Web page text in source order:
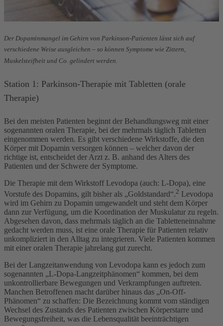
Der Dopaminmangel im Gehirn von Parkinson-Patienten lässt sich auf
verschiedene Weise ausgleichen – so können Symptome wie Zittern,
Muskelsteifheit und Co. gelindert werden.
Station 1: Parkinson-Therapie mit Tabletten (orale
Therapie)
Bei den meisten Patienten beginnt der Behandlungsweg mit einer
sogenannten oralen Therapie, bei der mehrmals täglich Tabletten
eingenommen werden. Es gibt verschiedene Wirkstoffe, die den
Körper mit Dopamin versorgen können – welcher davon der
richtige ist, entscheidet der Arzt z. B. anhand des Alters des
Patienten und der Schwere der Symptome.
Die Therapie mit dem Wirkstoff Levodopa (auch: L-Dopa), eine
Vorstufe des Dopamins, gilt bisher als „Goldstandard“.2 Levodopa
wird im Gehirn zu Dopamin umgewandelt und steht dem Körper
dann zur Verfügung, um die Koordination der Muskulatur zu regeln.
Abgesehen davon, dass mehrmals täglich an die Tabletteneinnahme
gedacht werden muss, ist eine orale Therapie für Patienten relativ
unkompliziert in den Alltag zu integrieren. Viele Patienten kommen
mit einer oralen Therapie jahrelang gut zurecht.
Bei der Langzeitanwendung von Levodopa kann es jedoch zum
sogenannten „L-Dopa-Langzeitphänomen“ kommen, bei dem
unkontrollierbare Bewegungen und Verkrampfungen auftreten.
Manchen Betroffenen macht darüber hinaus das „On-Off-
Phänomen“ zu schaffen: Die Bezeichnung kommt vom ständigen
Wechsel des Zustands des Patienten zwischen Körperstarre und
Bewegungsfreiheit, was die Lebensqualität beeinträchtigen